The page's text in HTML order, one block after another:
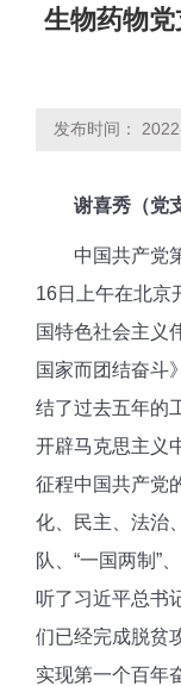
生物药物
发布时间：
谢喜秀（党
中国共产党
16日上午在北京
国特色社会主义
国家而团结奋斗
结了过去五年的
开辟马克思主义
征程中国共产党
化、民主、法治
队、“一国两制”
听了习近平总书
们已经完成脱贫
实现第一个百年